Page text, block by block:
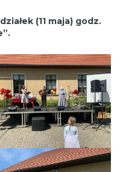
(11 maja) godz.